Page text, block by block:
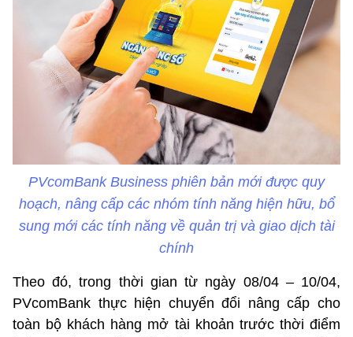
PVcomBank Business phiên bản mới được quy
hoạch, nâng cấp các nhóm tính năng hiện hữu, bổ
sung mới các tính năng về quản trị và giao dịch tài
chính
Theo đó, trong thời gian từ ngày 08/04 – 10/04,
PVcomBank thực hiện chuyển đổi nâng cấp cho
toàn bộ khách hàng mở tài khoản trước thời điểm